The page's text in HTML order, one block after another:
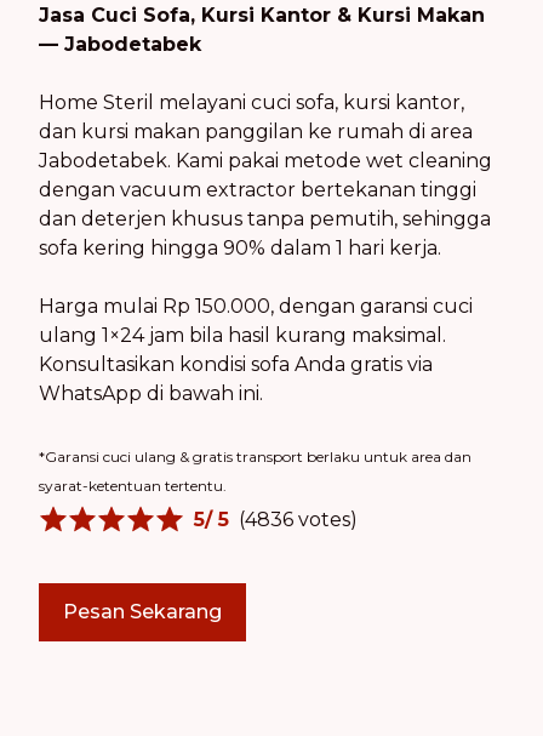
Jasa Cuci Sofa, Kursi Kantor & Kursi Makan
— Jabodetabek
Home Steril melayani cuci sofa, kursi kantor,
dan kursi makan panggilan ke rumah di area
Jabodetabek. Kami pakai metode wet cleaning
dengan vacuum extractor bertekanan tinggi
dan deterjen khusus tanpa pemutih, sehingga
sofa kering hingga 90% dalam 1 hari kerja.
Harga mulai Rp 150.000, dengan garansi cuci
ulang 1×24 jam bila hasil kurang maksimal.
Konsultasikan kondisi sofa Anda gratis via
WhatsApp di bawah ini.
*Garansi cuci ulang & gratis transport berlaku untuk area dan
syarat-ketentuan tertentu.
5/ 5 (4836 votes)
Pesan Sekarang